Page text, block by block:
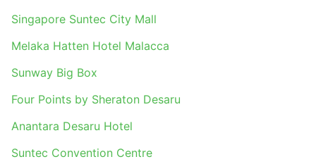
Singapore Suntec City Mall
Melaka Hatten Hotel Malacca
Sunway Big Box
Four Points by Sheraton Desaru
Anantara Desaru Hotel
Suntec Convention Centre